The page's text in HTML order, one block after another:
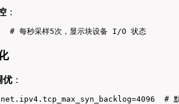
：
每秒采样5次，显示块设备 I/O 状态
优：
# 默